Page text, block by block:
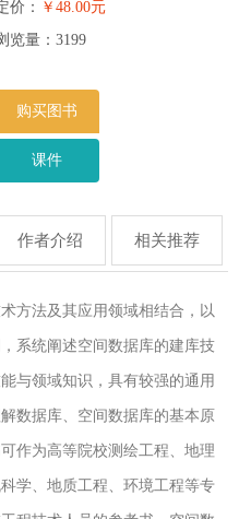
价：
￥48.00元
览量： 3199
购买图书
课件
作者介绍 相关推荐
方法及其应用领域相结合，以
系统阐述空间数据库的建库技
与领域知识，具有较强的通用
数据库、空间数据库的基本原
作为高等院校测绘工程、地理
学、地质工程、环境工程等专